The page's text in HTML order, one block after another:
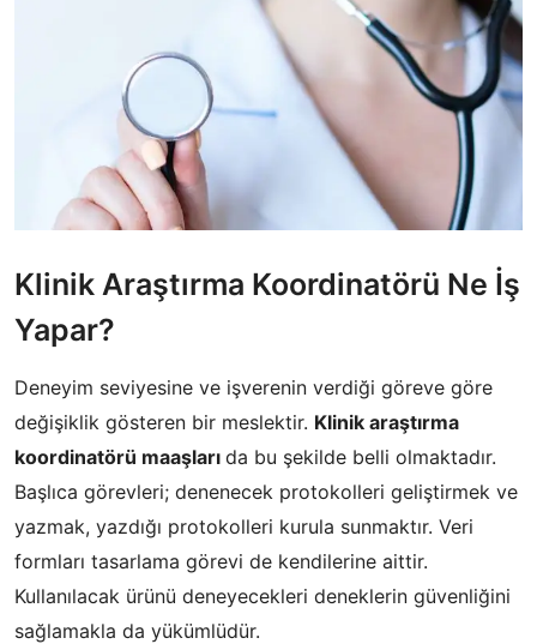
Klinik Araştırma Koordinatörü Ne İş
Yapar?
Deneyim seviyesine ve işverenin verdiği göreve göre
değişiklik gösteren bir meslektir. Klinik araştırma
koordinatörü maaşları da bu şekilde belli olmaktadır.
Başlıca görevleri; denenecek protokolleri geliştirmek ve
yazmak, yazdığı protokolleri kurula sunmaktır. Veri
formları tasarlama görevi de kendilerine aittir.
Kullanılacak ürünü deneyecekleri deneklerin güvenliğini
sağlamakla da yükümlüdür.